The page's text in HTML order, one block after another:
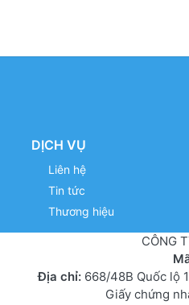
DỊCH VỤ
Liên hệ
Tin tức
Thương hiệu
CÔNG
Địa chỉ:668/48B Quốc lộ
Giấy chứng